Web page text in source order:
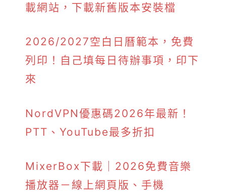
載網站，下載新舊版本安裝檔
2026/2027空白日曆範本，免費
列印！自己填每日待辦事項，印下
來
NordVPN優惠碼2026年最新！
PTT、YouTube最多折扣
MixerBox下載｜2026免費音樂
播放器－線上網頁版、手機